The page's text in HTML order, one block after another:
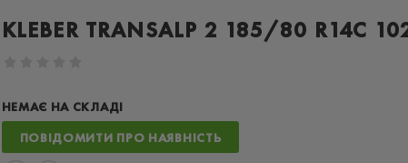
KLEBER TRANSALP 2 185/80 R14C
НЕМАЄ НА СКЛАДІ
ПОВІДОМИТИ ПРО НАЯВНІСТЬ